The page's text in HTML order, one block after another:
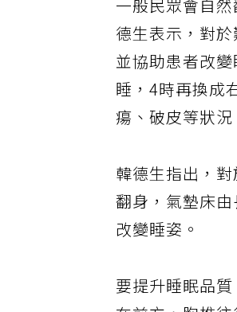
一般民眾會自
德生表示，對
並協助患者改
睡，4時再換成
瘍、破皮等狀況
韓德生指出，
翻身，氣墊床
改變睡姿。
要提升睡眠品